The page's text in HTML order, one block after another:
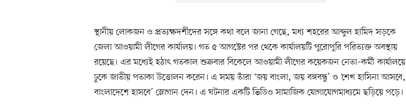
স্থানীয় লোকজন ও প্রত্যক্ষদর্শীদের সঙ্গে কথা বলে জানা গেছে, মধ্য শহরের আব্দুল হামিদ সড়কে
জেলা আওয়ামী লীগের কার্যালয়। গত ৫ আগস্টের পর থেকে কার্যালয়টি পুরোপুরি পরিত্যক্ত অবস্থায়
রয়েছে। এর মধ্যেই হঠাৎ গতকাল শুক্রবার বিকেলে আওয়ামী লীগের কয়েকজন নেতা–কর্মী কার্যালয়ে
ঢুকে জাতীয় পতাকা উত্তোলন করেন। এ সময় তাঁরা ‘জয় বাংলা, জয় বঙ্গবন্ধু’ ও ‘শেখ হাসিনা আসবে,
বাংলাদেশে হাসবে’ স্লোগান দেন। এ ঘটনার একটি ভিডিও সামাজিক যোগাযোগমাধ্যমে ছড়িয়ে পড়ে।